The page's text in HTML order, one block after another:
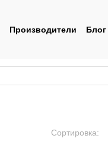
Производители
Блог
Сортировка: